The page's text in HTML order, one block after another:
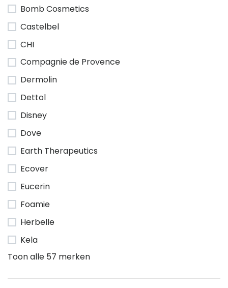
Bomb Cosmetics
Castelbel
CHI
Compagnie de Provence
Dermolin
Dettol
Disney
Dove
Earth Therapeutics
Ecover
Eucerin
Foamie
Herbelle
Kela
Toon alle 57 merken